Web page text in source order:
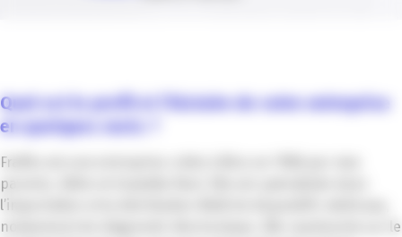
Quel est le profil et l’histoire de votre entreprise
en quelques mots ?
Frafito est une entreprise créée à Nice en 1986 par mes
parents, Sélim et Graziella Fiani. Elle est spécialisée dans
l’importation et la distribution BtoB de dispositifs médicaux,
notamment de diagnostic électronique. Elle représente sur le